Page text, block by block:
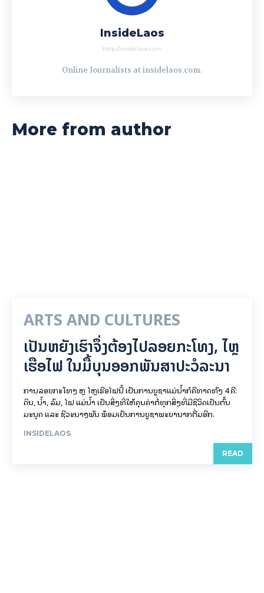
InsideLaos
http://insidelaos.com
Online Journalists at insidelaos.com.
More from author
ARTS AND CULTURES
ເປັນ​ຫຍັງ​ເຮົາ​ຈຶ່ງ​ຕ້ອງ​ໄປລອຍ​ກະ​ໂທງ, ໄຫຼ​
ເຮືອ​ໄຟ ໃນ​ມື້​​ບຸນ​ອອກ​ພັນ​ສາ​ປະ​ວໍ​ລະ​ນາ
ການລອຍ​ກະ​ໂທງ ຫຼື ໄຫຼເຮືອໄຟນີ້ ເປັນການບູຊາແມ່ນໍ້າກໍຄືທາດທັງ 4 ຄື:
ດິນ, ນໍ້າ, ລົມ, ໄຟ ແມ່ນໍ້າ ເປັນສິ່ງທີ່ໃຫ້ຄຸນຄ່າຕໍ່ທຸກສິ່ງທີ່ມີຊີວິດເປັນຕົ້ນ
ມະນຸດ ແລະ ຊີວະນາໆພັນ ພ້ອມເປັນການບູຊາພະຍານາກຕື່ມອີກ.
INSIDELAOS
READ